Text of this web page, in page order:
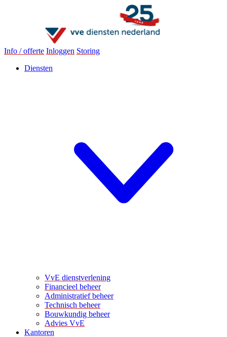
Info / offerte Inloggen Storing
Diensten
VvE dienstverlening
Financieel beheer
Administratief beheer
Technisch beheer
Bouwkundig beheer
Advies VvE
Kantoren